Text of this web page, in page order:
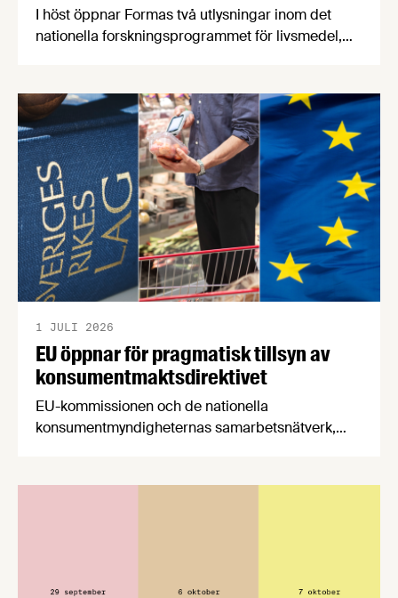
I höst öppnar Formas två utlysningar inom det
nationella forskningsprogrammet för livsmedel,
en motståndskraftig livsmedelsförsörjning", och
båda syftar till att bana väg för innovationer som
stärker Sveriges livsmedelsförsörjning.
EU öppnar för pragmatisk tillsyn av
konsumentmaktsdirektivet
1 JULI 2026
EU-kommissionen och de nationella
konsumentmyndigheternas samarbetsnätverk,